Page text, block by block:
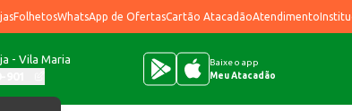
FolhetosWhatsApp de OfertasCartão AtacadãoAtendimento
- Vila Maria
Baixe o app
Meu Atacadão